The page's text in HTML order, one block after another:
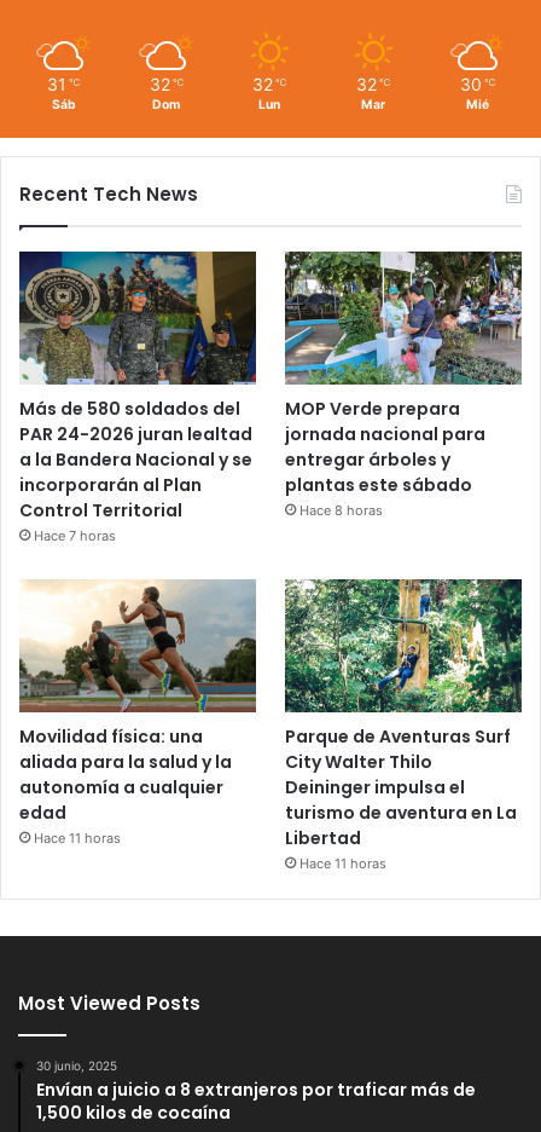
31 ℃
Sáb
32 ℃
Dom
32 ℃
Lun
32 ℃
Mar
30 ℃
Mié
Recent Tech News
Más de 580 soldados del
PAR 24-2026 juran lealtad
a la Bandera Nacional y se
incorporarán al Plan
Control Territorial
Hace 7 horas
MOP Verde prepara
jornada nacional para
entregar árboles y
plantas este sábado
Hace 8 horas
Movilidad física: una
aliada para la salud y la
autonomía a cualquier
edad
Hace 11 horas
Parque de Aventuras Surf
City Walter Thilo
Deininger impulsa el
turismo de aventura en La
Libertad
Hace 11 horas
Most Viewed Posts
30 junio, 2025
Envían a juicio a 8 extranjeros por traficar más de
1,500 kilos de cocaína